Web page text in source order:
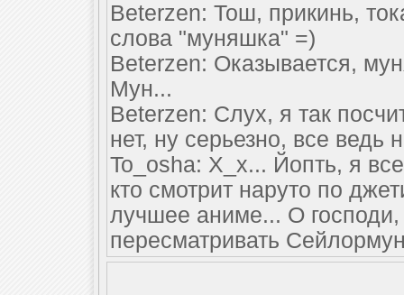
Beterzen: Тош, прикинь,
слова "муняшка" =)
Beterzen: Оказывается,
Мун...
Beterzen: Слух, я так
нет, ну серьезно, все ведь
To_osha: Х_х... Йопть, я
кто смотрит наруто по
лучшее аниме... О господи,
пересматривать